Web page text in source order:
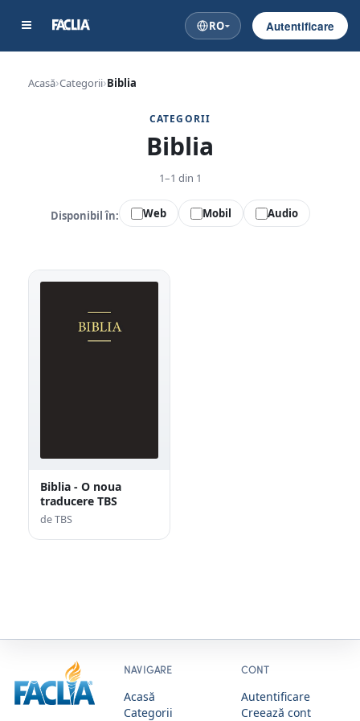
RO Autentificare
Acasă Categorii Biblia
CATEGORII
Biblia
1–1 din 1
Disponibil în: Web Mobil Audio
Biblia - O noua
traducere TBS
de TBS
NAVIGARE
Acasă
Categorii
CONT
Autentificare
Creează cont